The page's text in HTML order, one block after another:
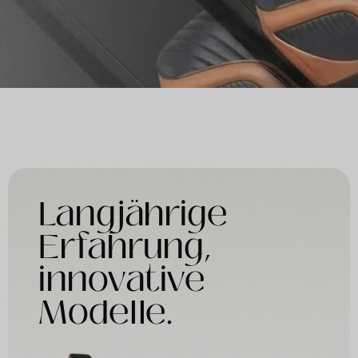
Langjährige
Erfahrung,
innovative
Modelle.